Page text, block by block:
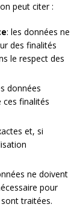
peut citer :
: les données ne
des finalités
le respect des
données
ces finalités
et, si
ne doivent
pour
traitées.